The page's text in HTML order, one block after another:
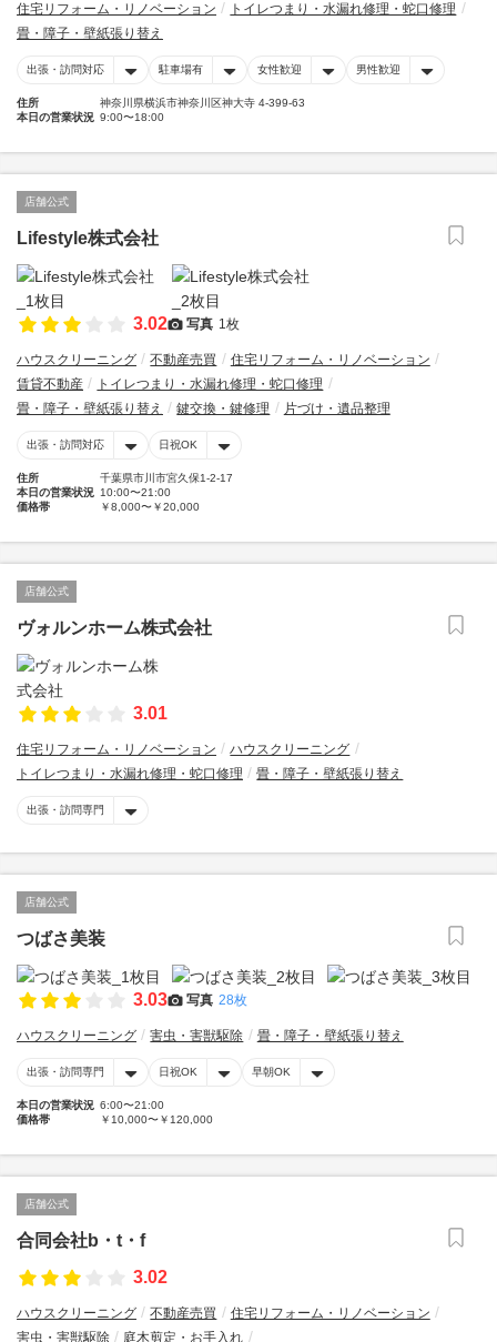
住宅リフォーム・リノベーション
トイレつまり・水漏れ修理・蛇口修理
畳・障子・壁紙張り替え
出張・訪問対応 駐車場有 女性歓迎 男性歓迎
住所
神奈川県横浜市神奈川区神大寺 4-399-63
本日の営業状況 9:00〜18:00
店舗公式
Lifestyle株式会社
3.02 写真 1枚
ハウスクリーニング 不動産売買
住宅リフォーム・リノベーション
賃貸不動産
トイレつまり・水漏れ修理・蛇口修理
畳・障子・壁紙張り替え
鍵交換・鍵修理 片づけ・遺品整理
出張・訪問対応 日祝OK
住所
千葉県市川市宮久保1-2-17
本日の営業状況 10:00〜21:00
価格帯
￥8,000〜￥20,000
店舗公式
ヴォルンホーム株式会社
3.01
住宅リフォーム・リノベーション
ハウスクリーニング
トイレつまり・水漏れ修理・蛇口修理
畳・障子・壁紙張り替え
出張・訪問専門
店舗公式
つばさ美装
3.03 写真 28枚
ハウスクリーニング 害虫・害獣駆除 畳・障子・壁紙張り替え
出張・訪問専門 日祝OK 早朝OK
本日の営業状況 6:00〜21:00
価格帯
￥10,000〜￥120,000
店舗公式
合同会社b・t・f
3.02
ハウスクリーニング 不動産売買
住宅リフォーム・リノベーション
害虫・害獣駆除
庭木剪定・お手入れ